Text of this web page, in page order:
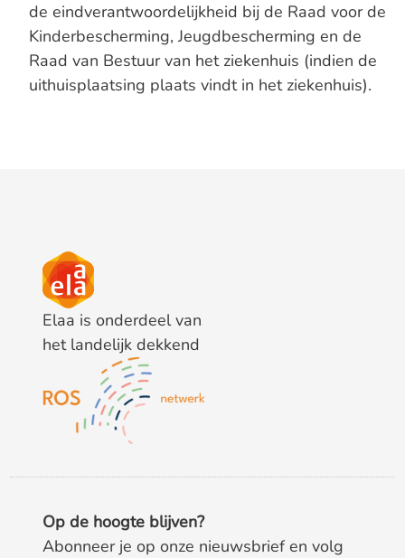
de eindverantwoordelijkheid bij de Raad voor de
Kinderbescherming, Jeugdbescherming en de
Raad van Bestuur van het ziekenhuis (indien de
uithuisplaatsing plaats vindt in het ziekenhuis).
Elaa is onderdeel van
het landelijk dekkend
Op de hoogte blijven?
Abonneer je op onze nieuwsbrief en volg